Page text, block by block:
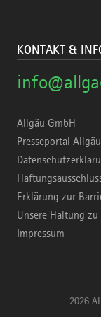
KONTAKT &
Allgäu GmbH
Presseportal Allgäu
Erklärung zur
Unsere Haltung
Impressum
2026